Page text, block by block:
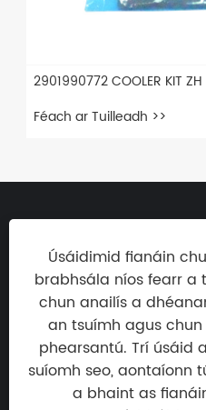
2901990772 COOLER KIT
Féach ar Tuilleadh >>
MAIDIR LINNE
TÁIRGÍ
NUACHT
Úsáidimid fianáin
brabhsála níos fearr a
chun anailís a
an tsuímh agus
phearsantú. Trí úsáid
suíomh seo, aontaíonn
a bhaint as